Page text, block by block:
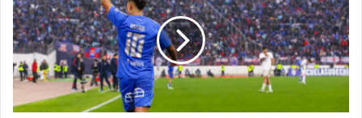
con
gol
y
dos
asistencias
no